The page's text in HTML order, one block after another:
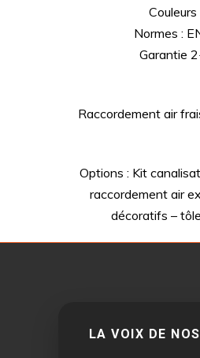
Couleurs
Normes :
Garantie
Raccordement air
Options : Kit
raccordement air
décoratifs –
LA VOIX DE